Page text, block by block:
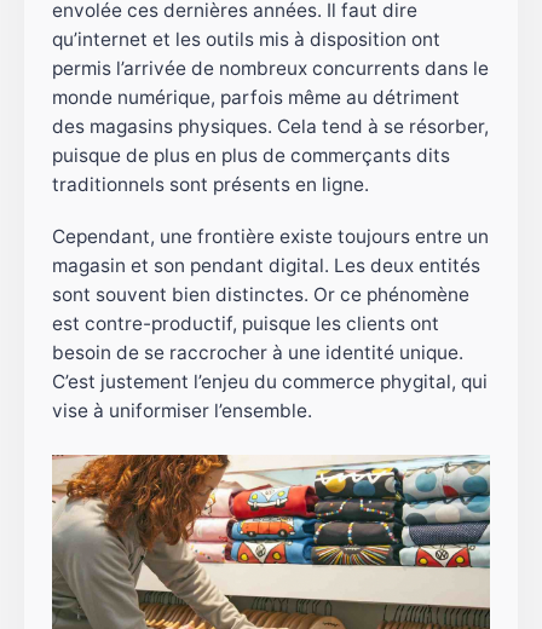
envolée ces dernières années. Il faut dire
qu’internet et les outils mis à disposition ont
permis l’arrivée de nombreux concurrents dans le
monde numérique, parfois même au détriment
des magasins physiques. Cela tend à se résorber,
puisque de plus en plus de commerçants dits
traditionnels sont présents en ligne.
Cependant, une frontière existe toujours entre un
magasin et son pendant digital. Les deux entités
sont souvent bien distinctes. Or ce phénomène
est contre-productif, puisque les clients ont
besoin de se raccrocher à une identité unique.
C’est justement l’enjeu du commerce phygital, qui
vise à uniformiser l’ensemble.